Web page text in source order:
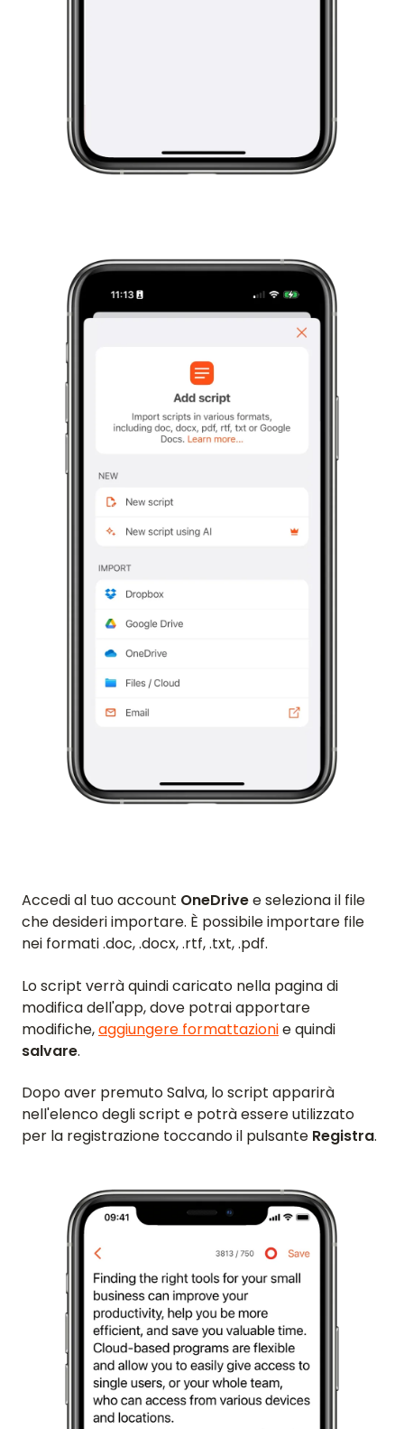
HOME
RECENSIONI
FUNZIONALITÀ
Accedi al tuo account OneDrivee seleziona il file
che desideri importare. È possibile importare file
nei formati .doc, .docx, .rtf, .txt, .pdf.
Lo script verrà quindi caricato nella pagina di
modifica dell'app, dove potrai apportare
modifiche,aggiungere formattazionie quindi
salvare.
Dopo aver premuto Salva, lo script apparirà
nell'elenco degli script e potrà essere utilizzato
per la registrazione toccando il pulsante Registra.